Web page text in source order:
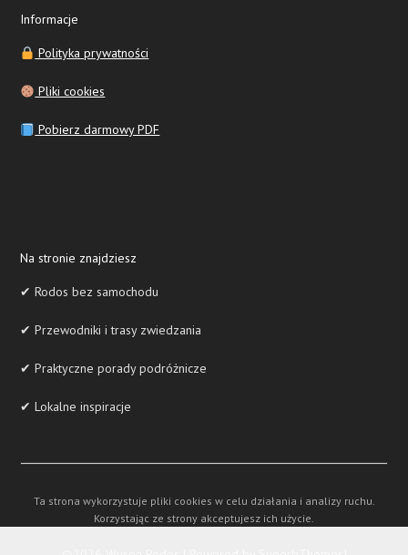
Informacje
Polityka prywatności
Pliki cookies
Pobierz darmowy PDF
Na stronie znajdziesz
✔ Rodos bez samochodu
✔ Przewodniki i trasy zwiedzania
✔ Praktyczne porady podróżnicze
✔ Lokalne inspiracje
Ta strona wykorzystuje pliki cookies w celu działania i analizy ruchu.
Korzystając ze strony akceptujesz ich użycie.